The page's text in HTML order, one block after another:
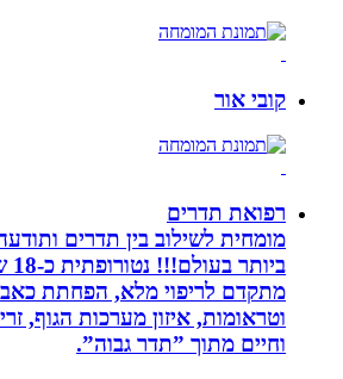
קובי אור
רפואת תדרים
מומחית לשילוב בין תדרים ותודעה-
ביותר בעולם!!!
מתקדם לריפוי מלא, הפחתת כאבים,
וטראומות, איזון מערכות הגוף, זרימה
וחיים מתוך ”תדר גבוה”.